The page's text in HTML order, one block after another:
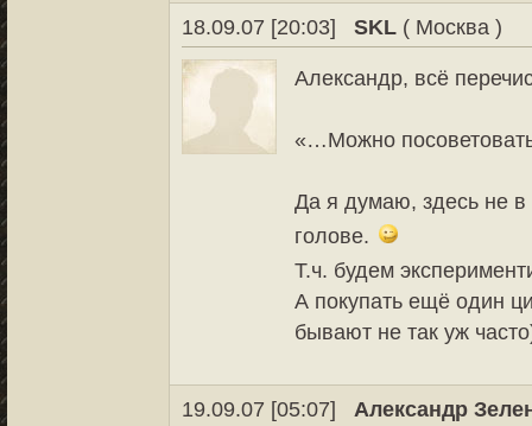
18.09.07 [20:03] SKL ( Москва )
Александр, всё
«…Можно
Да я думаю, здесь не в
голове.
Т.ч. будем
А покупать ещё один
бывают не так уж
19.09.07 [05:07]
Александр